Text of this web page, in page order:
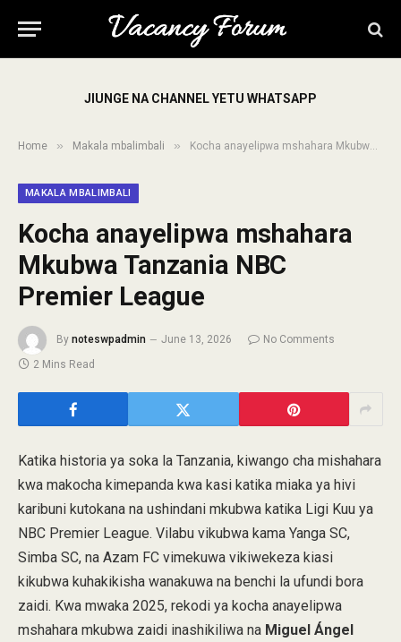
JIUNGE NA CHANNEL YETU WHATSAPP
Home » Makala mbalimbali » Kocha anayelipwa mshahara Mkubwa Tanzania NBC Premier League
MAKALA MBALIMBALI
Kocha anayelipwa mshahara
Mkubwa Tanzania NBC
Premier League
By noteswpadmin June 13, 2026
No Comments
2 Mins Read
Katika historia ya soka la Tanzania, kiwango cha mishahara
kwa makocha kimepanda kwa kasi katika miaka ya hivi
karibuni kutokana na ushindani mkubwa katika Ligi Kuu ya
NBC Premier League. Vilabu vikubwa kama Yanga SC,
Simba SC, na Azam FC vimekuwa vikiwekeza kiasi
kikubwa kuhakikisha wanakuwa na benchi la ufundi bora
zaidi. Kwa mwaka 2025, rekodi ya kocha anayelipwa
mshahara mkubwa zaidi inashikiliwa na Miguel Ángel